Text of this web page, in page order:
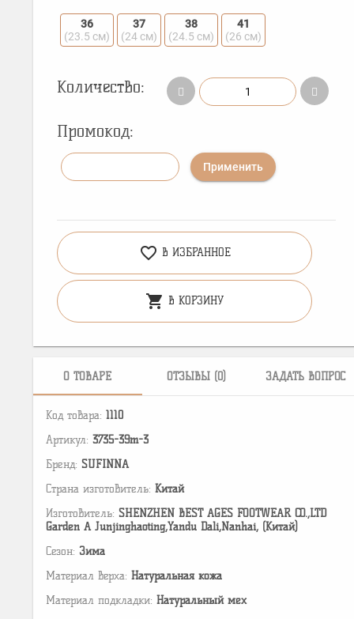
36
(23.5 см)
37
(24 см)
38
(24.5 см)
41
(26 см)
Количество:
Промокод:
Применить
favorite_border В ИЗБРАННОЕ
shopping_cart В КОРЗИНУ
О ТОВАРЕ ОТЗЫВЫ (0) ЗАДАТЬ ВОПРОС
Код товара: 1110
Артикул: 3735-39m-3
Бренд: SUFINNA
Страна изготовитель: Китай
Изготовитель: SHENZHEN BEST AGES FOOTWEAR CO.,LTD
Garden A Junjinghaoting,Yandu Dali,Nanhai, (Китай)
Сезон: Зима
Материал верха: Натуральная кожа
Материал подкладки: Натуральный мех